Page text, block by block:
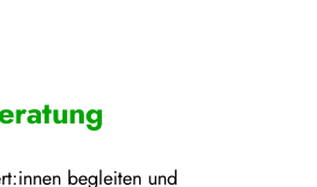
begleiten und